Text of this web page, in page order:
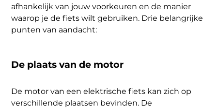
afhankelijk van jouw voorkeuren en de manier
waarop je de fiets wilt gebruiken. Drie belangrijke
punten van aandacht:
De plaats van de motor
De motor van een elektrische fiets kan zich op
verschillende plaatsen bevinden. De